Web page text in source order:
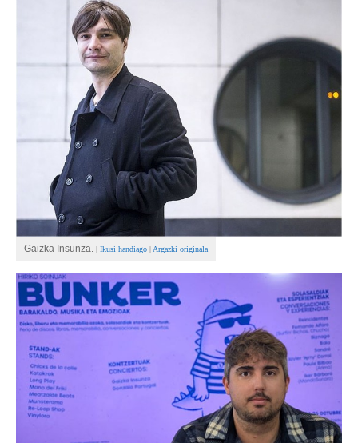
BEREZIAK
ARGAZKIAK
... AUKERA GEHIAGO
Gaizka Insunza. | Ikusi handiago | Argazki originala